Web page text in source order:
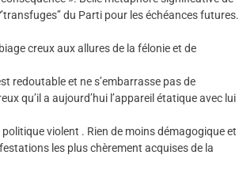
du Parti pour les échéances futures.
creux aux allures de la félonie et de
redoutable et ne s’embarrasse pas de
qu’il a aujourd’hui l’appareil étatique avec lui
violent . Rien de moins démagogique et
les plus chèrement acquises de la